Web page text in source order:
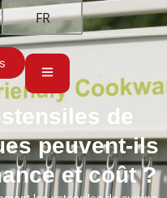
FR
de
peuvent-ils
et coût ?